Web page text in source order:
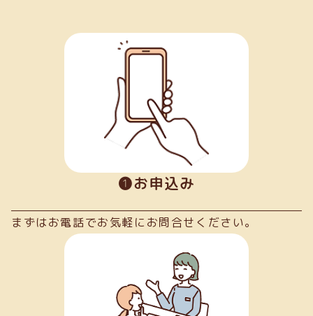
➊お申込み
まずはお電話でお気軽にお問合せください。